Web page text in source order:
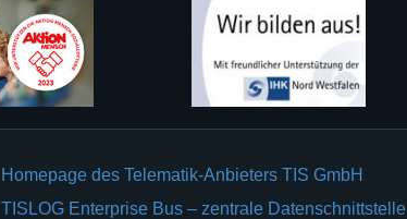
Homepage des Telematik-Anbieters TIS GmbH
TISLOG Enterprise Bus – zentrale Datenschnittstelle